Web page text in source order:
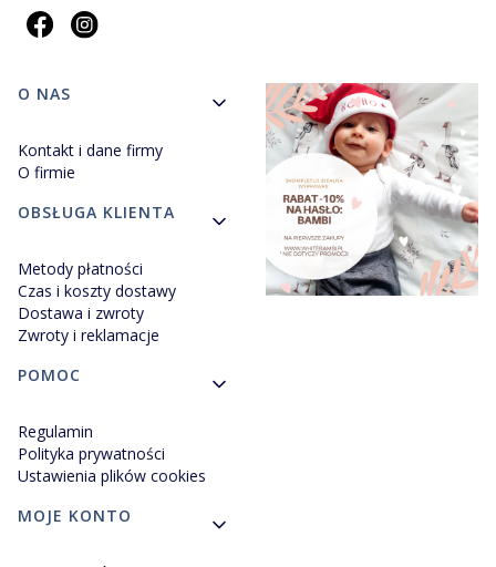
Linki w stopce
O NAS
Kontakt i dane firmy
O firmie
OBSŁUGA KLIENTA
Metody płatności
Czas i koszty dostawy
Dostawa i zwroty
Zwroty i reklamacje
POMOC
Regulamin
Polityka prywatności
Ustawienia plików cookies
MOJE KONTO